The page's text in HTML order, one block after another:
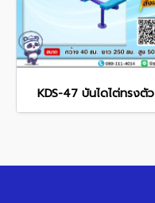
KDS-47 บันไดไต่ทรงตัว